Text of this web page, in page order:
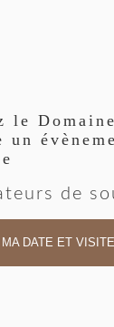
le
de
DATE ET